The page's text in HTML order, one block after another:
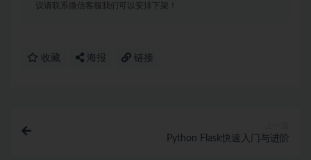
议请联系微信客服我们可以安排下架！
收藏 海报 链接
Python Flask快速入门与进阶